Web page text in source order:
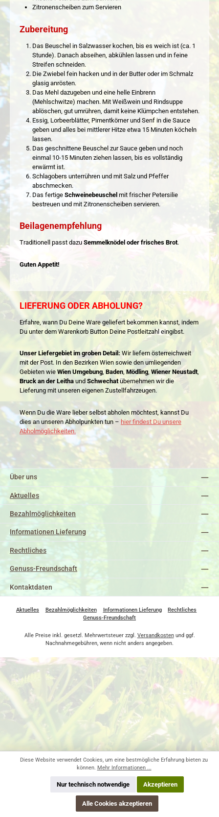
Zitronenscheiben zum Servieren
Zubereitung
Das Beuschel in Salzwasser kochen, bis es weich ist (ca. 1
Stunde). Danach abseihen, abkühlen lassen und in feine
Streifen schneiden.
Die Zwiebel fein hacken und in der Butter oder im Schmalz
glasig anrösten.
Das Mehl dazugeben und eine helle Einbrenn
(Mehlschwitze) machen. Mit Weißwein und Rindsuppe
ablöschen, gut umrühren, damit keine Klümpchen entstehen.
Essig, Lorbeerblätter, Pimentkörner und Senf in die Sauce
geben und alles bei mittlerer Hitze etwa 15 Minuten köcheln
lassen.
Das geschnittene Beuschel zur Sauce geben und noch
einmal 10-15 Minuten ziehen lassen, bis es vollständig
erwärmt ist.
Schlagobers unterrühren und mit Salz und Pfeffer
abschmecken.
Das fertige Schweinebeuschelmit frischer Petersilie
bestreuen und mit Zitronenscheiben servieren.
Beilagenempfehlung
Traditionell passt dazu Semmelknödel oder frisches Brot.
Guten Appetit!
LIEFERUNG ODER ABHOLUNG?
Erfahre, wann Du Deine Ware geliefert bekommen kannst, indem
Du unter dem Warenkorb Button Deine Postleitzahl eingibst.
Unser Liefergebiet im groben Detail: Wir liefern österreichweit
mit der Post. In den Bezirken Wien sowie den umliegenden
Gebieten wie Wien Umgebung, Baden, Mödling, Wiener Neustadt,
Bruck an der Leitha und Schwechatübernehmen wir die
Lieferung mit unseren eigenen Zustellfahrzeugen.
Wenn Du die Ware lieber selbst abholen möchtest, kannst Du
dies an unseren Abholpunkten tun – hier findest Du unsere
Abholmöglichkeiten.
Über uns
Aktuelles
Bezahlmöglichkeiten
Informationen Lieferung
Rechtliches
Genuss-Freundschaft
Kontaktdaten
Aktuelles Bezahlmöglichkeiten Informationen Lieferung
Rechtliches
Genuss-Freundschaft
Alle Preise inkl. gesetzl. Mehrwertsteuer zzgl. Versandkostenund ggf.
Nachnahmegebühren, wenn nicht anders angegeben.
Diese Website verwendet Cookies, um eine bestmögliche Erfahrung bieten zu
können. Mehr Informationen ...
Nur technisch notwendige Akzeptieren
Alle Cookies akzeptieren